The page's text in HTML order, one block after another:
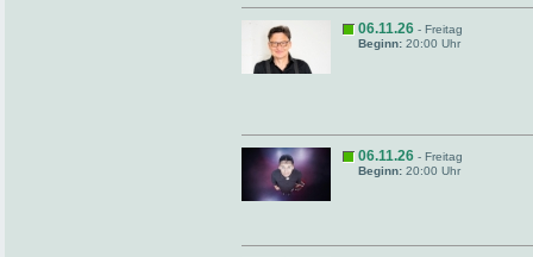
06.11.26 - Freitag
Beginn: 20:00 Uhr
06.11.26 - Freitag
Beginn: 20:00 Uhr